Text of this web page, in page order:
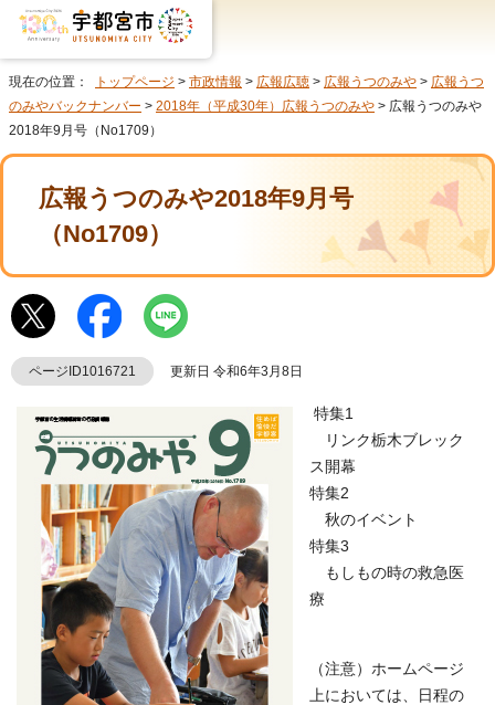
現在の位置： トップページ > 市政情報 > 広報広聴 > 広報うつのみや > 広報うつ
のみやバックナンバー > 2018年（平成30年）広報うつのみや > 広報うつのみや
2018年9月号（No1709）
広報うつのみや2018年9月号
（No1709）
ページID1016721 更新日 令和6年3月8日
特集1
リンク栃木ブレック
ス開幕
特集2
秋のイベント
特集3
もしもの時の救急医
療
（注意）ホームページ
上においては、日程の